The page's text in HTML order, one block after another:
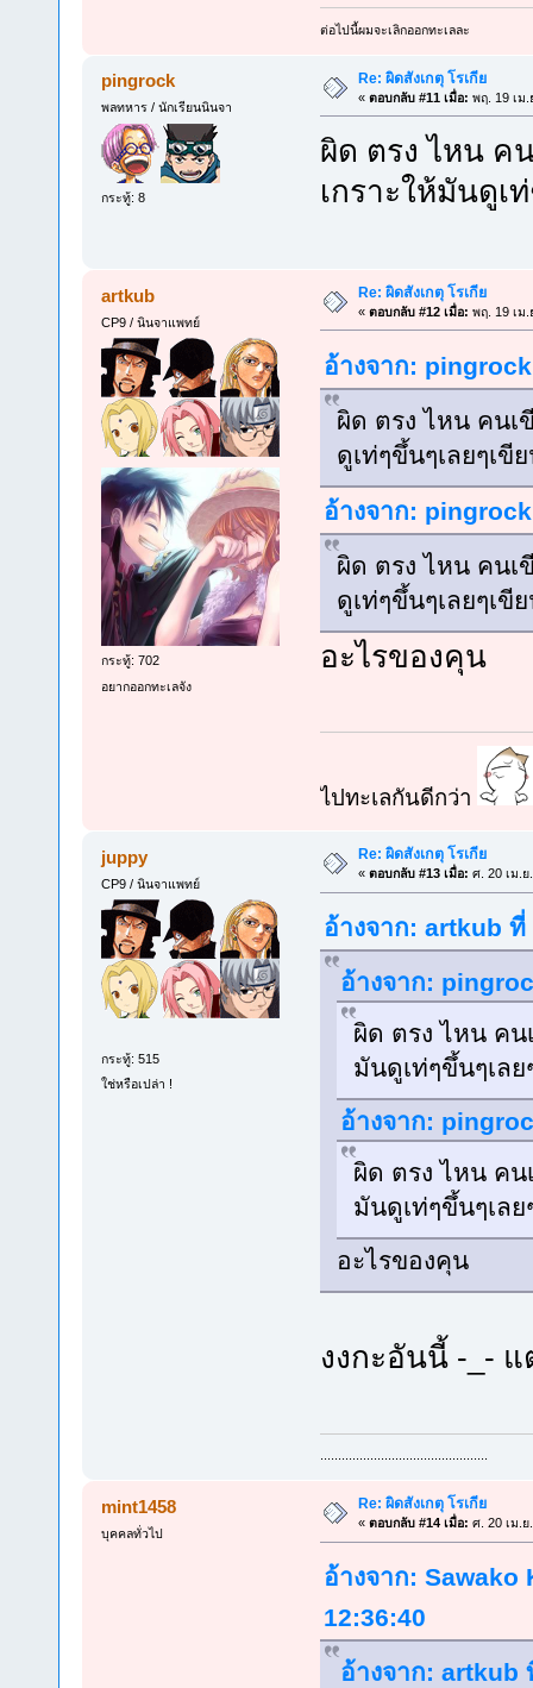
ต่อไปนี้ผมจะเลิกออกทะเลละ
pingrock
พลทหาร / นักเรียนนินจา
กระทู้: 8
Re: ผิดสังเกตุ โรเกีย
« ตอบกลับ #11 เมื่อ: พฤ. 19 เม.
ผิด ตรง ไหน ค
เกราะให้มันดูเ
artkub
CP9 / นินจาแพทย์
กระทู้: 702
อยากออกทะเลจัง
Re: ผิดสังเกตุ โรเกีย
« ตอบกลับ #12 เมื่อ: พฤ. 19 เม.
อ้างจาก:
ผิด ตรง ไหน คนเ
ดูเท่ๆขึ้นๆเลยๆเขี
อ้างจาก:
ผิด ตรง ไหน คนเ
ดูเท่ๆขึ้นๆเลยๆเขี
อะไรของคุน
ไปทะเลกันดีกว่า
juppy
CP9 / นินจาแพทย์
กระทู้: 515
ใช่หรือเปล่า !
Re: ผิดสังเกตุ โรเกีย
« ตอบกลับ #13 เมื่อ: ศ. 20 เม.ย
อ้างจาก: artkub ที่
อ้างจาก:
ผิด ตรง ไหน คน
มันดูเท่ๆขึ้นๆเล
อ้างจาก:
ผิด ตรง ไหน คน
มันดูเท่ๆขึ้นๆเล
อะไรของคุน
งงกะอันนี้ -_-
mint1458
บุคคลทั่วไป
Re: ผิดสังเกตุ โรเกีย
« ตอบกลับ #14 เมื่อ: ศ. 20 เม.ย
อ้างจาก: Sawako
12:36:40
อ้างจาก: artkub